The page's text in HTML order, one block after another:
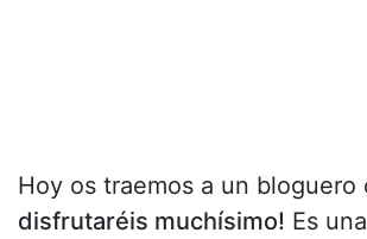
Hoy os traemos a un bloguero
disfrutaréis muchísimo! Es una